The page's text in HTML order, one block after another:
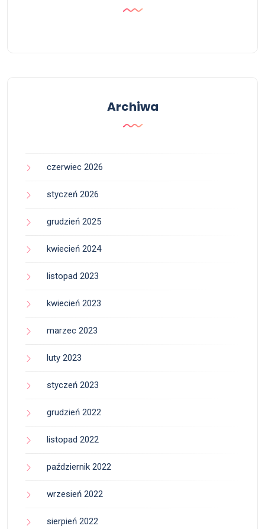
Archiwa
czerwiec 2026
styczeń 2026
grudzień 2025
kwiecień 2024
listopad 2023
kwiecień 2023
marzec 2023
luty 2023
styczeń 2023
grudzień 2022
listopad 2022
październik 2022
wrzesień 2022
sierpień 2022